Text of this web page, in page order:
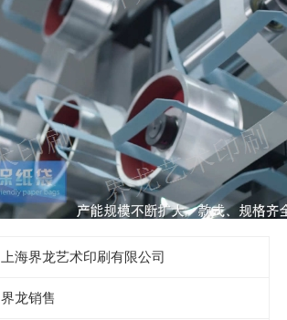
上海界龙艺术印刷有限公司
界龙销售